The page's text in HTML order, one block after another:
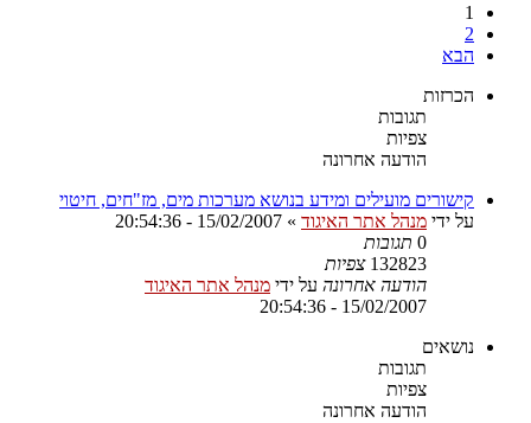
1
2
הבא
הכרזות
תגובות
צפיות
הודעה אחרונה
קישורים מועילים ומידע בנושא מערכות מים, מז"חים, חיטוי
על ידי מנהל אתר האיגוד »
15/02/2007 - 20:54:36
0 תגובות
132823 צפיות
הודעה אחרונה על ידי מנהל אתר האיגוד
15/02/2007 - 20:54:36
נושאים
תגובות
צפיות
הודעה אחרונה